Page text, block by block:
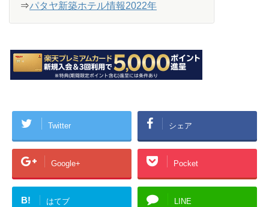
⇒パタヤ新築ホテル情報2022年
Twitter シェア
Google+ Pocket
B! はてブ LINE